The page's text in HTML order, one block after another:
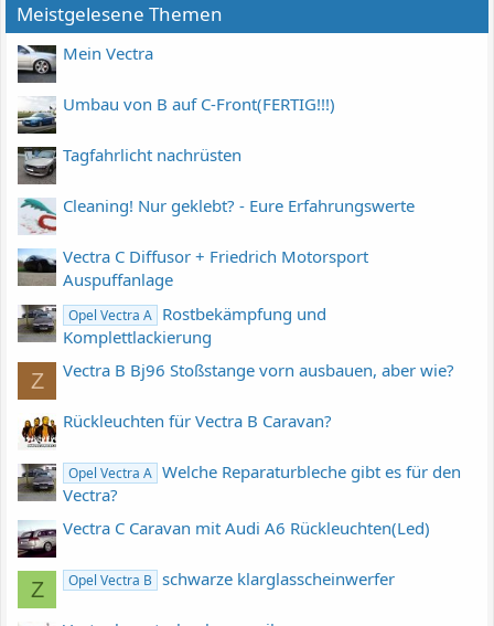
Meistgelesene Themen
Mein Vectra
Umbau von B auf C-Front(FERTIG!!!)
Tagfahrlicht nachrüsten
Cleaning! Nur geklebt? - Eure Erfahrungswerte
Vectra C Diffusor + Friedrich Motorsport
Auspuffanlage
Opel Vectra A Rostbekämpfung und
Komplettlackierung
Z Vectra B Bj96 Stoßstange vorn ausbauen, aber wie?
Rückleuchten für Vectra B Caravan?
Opel Vectra A Welche Reparaturbleche gibt es für den
Vectra?
Vectra C Caravan mit Audi A6 Rückleuchten(Led)
Z Opel Vectra B schwarze klarglasscheinwerfer